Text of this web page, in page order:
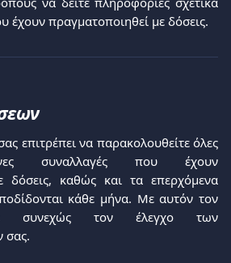
έχουν πραγματοποιηθεί με δόσεις.
επιτρέπει να παρακολουθείτε όλες
συναλλαγές που έχουν
δόσεις, καθώς και τα επερχόμενα
κάθε μήνα. Με αυτόν τον
συνεχώς τον έλεγχο των
σας.